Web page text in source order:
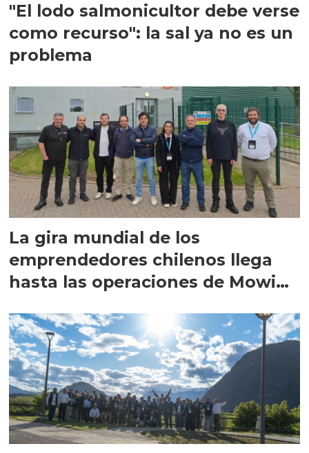
"El lodo salmonicultor debe verse
como recurso": la sal ya no es un
problema
La gira mundial de los
emprendedores chilenos llega
hasta las operaciones de Mowi